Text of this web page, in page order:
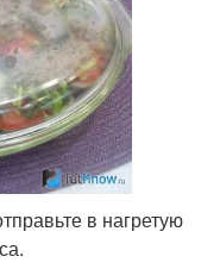
в нагретую